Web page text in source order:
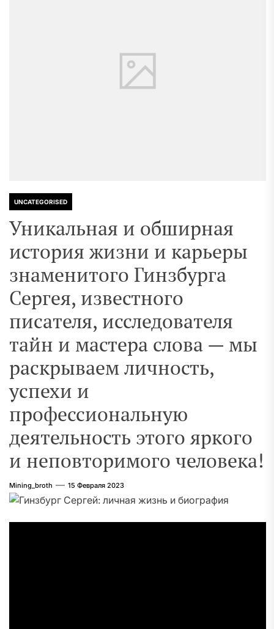
UNCATEGORISED
Уникальная и обширная
история жизни и карьеры
знаменитого Гинзбурга
Сергея, известного
писателя, исследователя
тайн и мастера слова — мы
раскрываем личность,
успехи и
профессиональную
деятельность этого яркого
и неповторимого человека!
Mining_broth 15 Февраля 2023